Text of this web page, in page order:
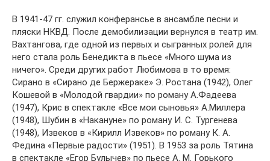
В 1941-47 гг. служил конферансье в ансамбле песни и
пляски НКВД. После демобилизации вернулся в театр им.
Вахтангова, где одной из первых и сыгранных ролей для
него стала роль Бенедикта в пьесе «Много шума из
ничего». Среди других работ Любимова в то время:
Сирано в «Сирано де Бержераке» Э. Ростана (1942), Олег
Кошевой в «Молодой гвардии» по роману А.Фадеева
(1947), Крис в спектакле «Все мои сыновья» А.Миллера
(1948), Шубин в «Накануне» по роману И. С. Тургенева
(1948), Извеков в «Кирилл Извеков» по роману К. А.
Федина «Первые радости» (1951). В 1953 за роль Тятина
в спектакле «Егор Булычев» по пьесе А. М. Горького